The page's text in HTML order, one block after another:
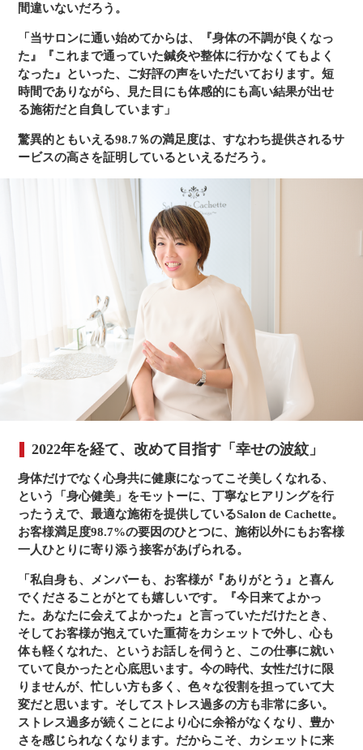
間違いないだろう。
「当サロンに通い始めてからは、『身体の不調が良くなっ
た』『これまで通っていた鍼灸や整体に行かなくてもよく
なった』といった、ご好評の声をいただいております。短
時間でありながら、見た目にも体感的にも高い結果が出せ
る施術だと自負しています」
驚異的ともいえる98.7％の満足度は、すなわち提供されるサ
ービスの高さを証明しているといえるだろう。
2022年を経て、改めて目指す「幸せの波紋」
身体だけでなく心身共に健康になってこそ美しくなれる、
という「身心健美」をモットーに、丁寧なヒアリングを行
ったうえで、最適な施術を提供しているSalon de Cachette。
お客様満足度98.7%の要因のひとつに、施術以外にもお客様
一人ひとりに寄り添う接客があげられる。
「私自身も、メンバーも、お客様が『ありがとう』と喜ん
でくださることがとても嬉しいです。『今日来てよかっ
た。あなたに会えてよかった』と言っていただけたとき、
そしてお客様が抱えていた重荷をカシェットで外し、心も
体も軽くなれた、というお話しを伺うと、この仕事に就い
ていて良かったと心底思います。今の時代、女性だけに限
りませんが、忙しい方も多く、色々な役割を担っていて大
変だと思います。そしてストレス過多の方も非常に多い。
ストレス過多が続くことにより心に余裕がなくなり、豊か
さを感じられなくなります。だからこそ、カシェットに来